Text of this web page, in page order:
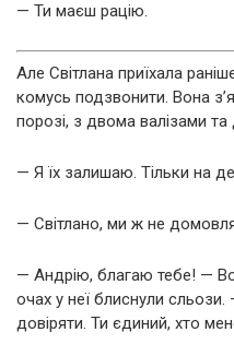
— Ти маєш рацію.
Але Світлана приїхала
комусь подзвонити. Вона
порозі, з двома валізами
— Я їх залишаю. Тільки на
— Світлано, ми ж не
— Андрію, благаю тебе! —
очах у неї блиснули
довіряти. Ти єдиний, хто